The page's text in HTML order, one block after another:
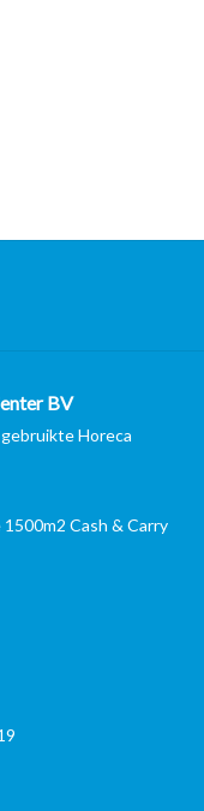
BV
Horeca
Cash & Carry